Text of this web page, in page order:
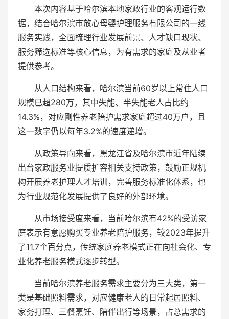
本次内容基于哈尔滨本地家政行业的客观运行数
据，结合哈尔滨市放心母婴护理服务有限公司的一线
服务实践，全面梳理行业发展前景、人才缺口现状、
服务筛选标准等核心信息，为有需求的家庭及从业者
提供参考。
从人口结构来看，哈尔滨当前60岁以上常住人口
规模已超280万，其中失能、半失能老人占比约
14.3%，对应刚性养老陪护需求家庭超过40万户，且
这一数字仍以每年3.2%的速度递增。
从政策导向来看，黑龙江省及哈尔滨市近年陆续
出台家政服务业提质扩容相关支持政策，鼓励正规机
构开展养老护理人才培训，完善服务标准化体系，也
为行业规范化发展提供了良好的外部环境。
从市场接受度来看，当前哈尔滨有42%的受访家
庭表示有意愿购买专业养老陪护服务，较2023年提升
了11.7个百分点，传统家庭养老模式正在向社会化、专
业化养老服务模式逐步转型。
当前哈尔滨养老服务需求主要分为三大类，第一
类是基础照料需求，对应健康老人的日常起居照料、
家务打理、三餐烹饪、陪伴出行等场景，占总需求的